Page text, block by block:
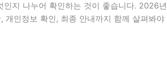
지 나누어 확인하는 것이 좋습니다.
인정보 확인, 최종 안내까지 함께 살펴봐